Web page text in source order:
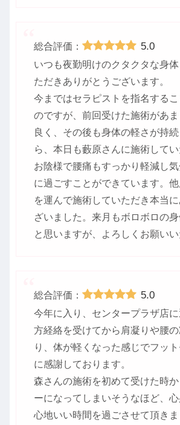
総合評価： 5.0
いつも夜勤明けのクタクタな身
ただきありがとうございます。
今まではセラピストを指名する
のですが、前回受けた施術があ
良く、その後も身体の軽さが持
ら、本日も藪原さんに施術してい
お陰様で腰痛もすっかり軽減し
に過ごすことができています。
を運んで施術していただき本当
ざいました。来月もボロボロの
と思いますが、よろしくお願いい
総合評価： 5.0
今年に入り、センタープラザ店
方経絡を受けてから肩凝りや腰
り、体が軽くなった感じでフッ
に感謝しております。
森さんの施術を初めて受けた時
ーになってしまいそうなほど、心
心地いい時間を過ごさせて頂きま